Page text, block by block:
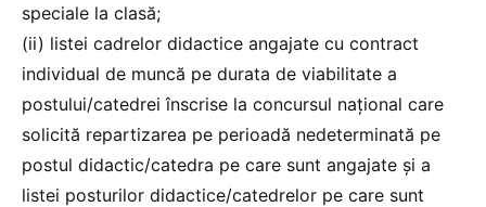
speciale la clasă;
(ii) listei cadrelor didactice angajate cu contract
individual de muncă pe durata de viabilitate a
postului/catedrei înscrise la concursul naţional care
solicită repartizarea pe perioadă nedeterminată pe
postul didactic/catedra pe care sunt angajate şi a
listei posturilor didactice/catedrelor pe care sunt